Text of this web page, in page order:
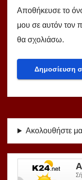
Αποθήκευσε το
μου σε αυτόν τον
θα σχολιάσω.
Ακολουθήστε